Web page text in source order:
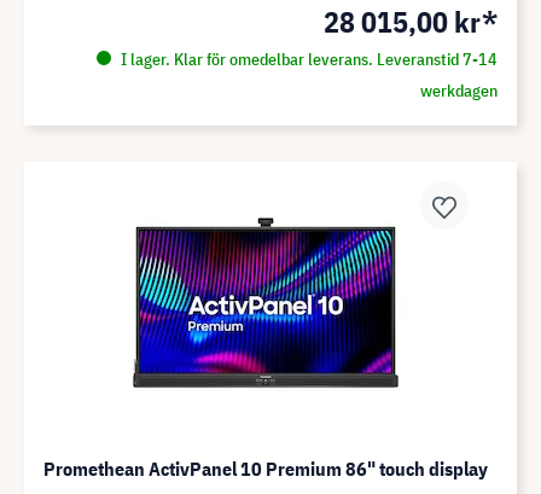
28 015,00 kr*
I lager. Klar för omedelbar leverans. Leveranstid 7-14
werkdagen
Promethean ActivPanel 10 Premium 86" touch display